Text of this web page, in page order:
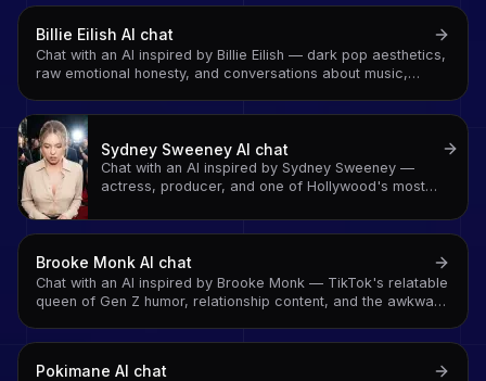
Billie Eilish AI chat
Chat with an AI inspired by Billie Eilish — dark pop aesthetics,
raw emotional honesty, and conversations about music,
Sydney Sweeney AI chat
Chat with an AI inspired by Sydney Sweeney —
actress, producer, and one of Hollywood's most
building a career on your own terms
Brooke Monk AI chat
Chat with an AI inspired by Brooke Monk — TikTok's relatable
queen of Gen Z humor, relationship content, and the awkward
Pokimane AI chat